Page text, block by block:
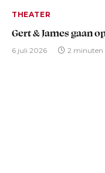
THEATER
Gert & James gaan
6 juli 2026 2 minuten